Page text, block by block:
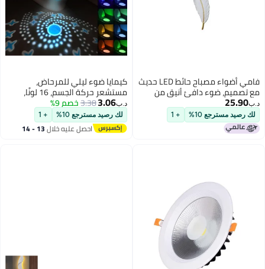
فامي أضواء مصباح حائط LED حديث
مع تصميم، ضوء دافئ أنيق من
الراتنج الجدار الشمعدان الإضاءة
لغرفة النوم وغرفة المعيشة وغرفة
الطعام والممر، نوع تركيب الإضاءة
المثبت على الحائط مقاس 60 سم
د.ب‏25.90
لك رصيد مسترجع 10% + 1
كيمايا ضوء ليلي للمرحاض،
مستشعر حركة الجسم، 16 لونًا،
مصباح مقعد المرحاض، قابل للشحن
عبر USB، ضوء ليلي للمرحاض نشط
بالحركة قابل للتعديل لأي مرحاض
د.ب‏3.06
3.38خصم 9%
لك رصيد مسترجع 10% + 1
احصل عليه خلال 13 - 14